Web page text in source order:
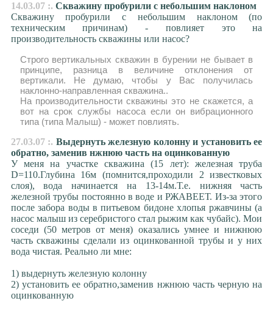
14.03.07 :. Скважину пробурили с небольшим наклоном
Скважину пробурили с небольшим наклоном (по
техническим причинам) - повлияет это на
производительность скважины или насос?
Строго вертикальных скважин в бурении не бывает в
принципе, разница в величине отклонения от
вертикали. Не думаю, чтобы у Вас получилась
наклонно-направленная скважина..
На производительности скважины это не скажется, а
вот на срок службы насоса если он вибрационного
типа (типа Малыш) - может повлиять.
27.03.07 :. Выдернуть железную колонну и установить ее
обратно, заменив нжнюю часть на оцинкованную
У меня на участке скважина (15 лет): железная труба
D=110.Глубина 16м (помнится,проходили 2 известковых
слоя), вода начинается на 13-14м.Т.е. нижняя часть
железной трубы постоянно в воде и РЖАВЕЕТ. Из-за этого
после забора воды в питьевом бидоне хлопья ржавчины (а
насос малыш из серебристого стал рыжим как чубайс). Мои
соседи (50 метров от меня) оказались умнее и нижнюю
часть скважины сделали из оцинкованной трубы и у них
вода чистая. Реально ли мне:
1) выдернуть железную колонну
2) установить ее обратно,заменив нжнюю часть черную на
оцинкованную